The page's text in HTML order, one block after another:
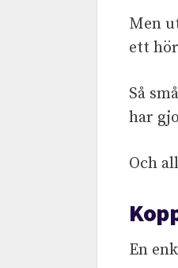
Men
ett
Så
har
Och
En